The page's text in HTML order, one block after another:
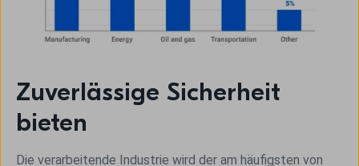
Zuverlässige Sicherheit
bieten
Die verarbeitende Industrie wird der am häufigsten von